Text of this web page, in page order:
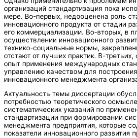
организаций стандартизация пока
мере. Во-первых, недооценена роль
инновационного продукта от стадии
его коммерциализации. Во-вторых, в
осуществлении инновационного
технико-социальные нормы,
отстают от лучших практик. В-третьих,
опыт применения международных
управлению качеством для
инновационного менеджмента
Актуальность темы диссертации
потребностью теоретического
систематических указаний по
стандартизации при формировании
менеджмента предприятия, которые
показатели инновационного развития